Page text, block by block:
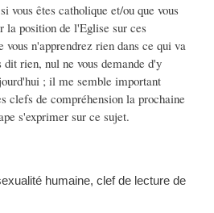
vous êtes catholique et/ou que vous
position de l'Eglise sur ces
vous n'apprendrez rien dans ce qui va
rien, nul ne vous demande d'y
; il me semble important
clefs de compréhension la prochaine
s'exprimer sur ce sujet.
humaine, clef de lecture de